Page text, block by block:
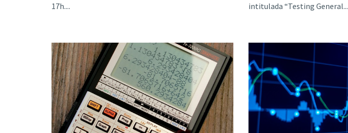
17h....
intitulada “Testing General...